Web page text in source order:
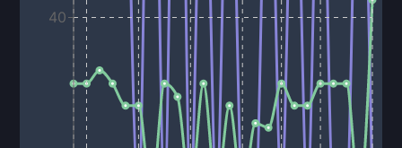
40